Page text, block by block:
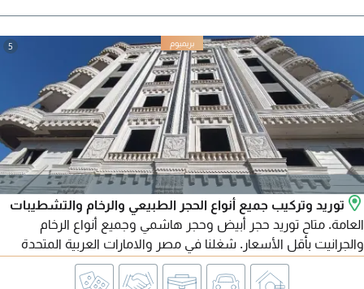
5
توريد وتركيب جميع أنواع الحجر الطبيعي والرخام والتشطيبات
العامة. متاح توريد حجر أبيض وحجر هاشمي وجميع أنواع الرخام
والجرانيت بأقل الأسعار. شغلنا في مصر والامارات العربية المتحدة
ومتاح تصدير لجميع الدول العربية. للتواصل